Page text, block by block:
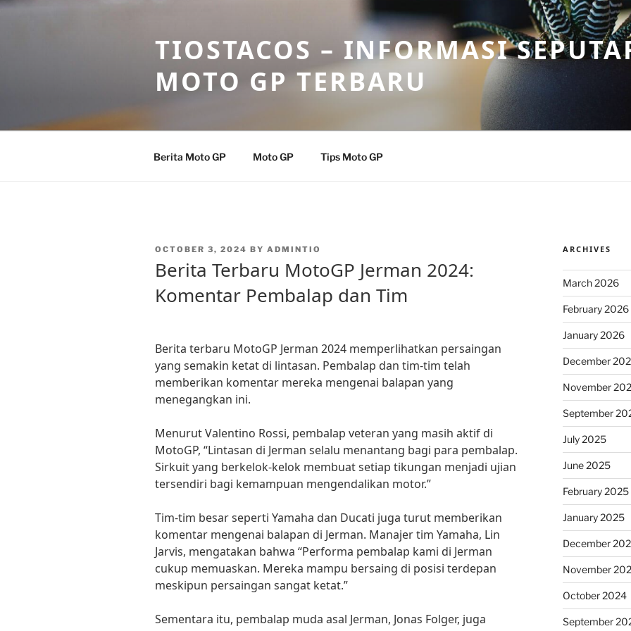
Skip
TIOSTACOS – INFORMASI
MOTO GP TERBARU
Berita Moto GP Moto GP Tips Moto GP
POSTED
OCTOBER 3, 2024 BY ADMINTIO
Berita Terbaru MotoGP Jerman 2024:
Komentar Pembalap dan Tim
Berita terbaru MotoGP Jerman 2024 memperlihatkan persaingan
yang semakin ketat di lintasan. Pembalap dan tim-tim telah
memberikan komentar mereka mengenai balapan yang
menegangkan ini.
Menurut Valentino Rossi, pembalap veteran yang masih aktif di
MotoGP, “Lintasan di Jerman selalu menantang bagi para pembalap.
Sirkuit yang berkelok-kelok membuat setiap tikungan menjadi ujian
tersendiri bagi kemampuan mengendalikan motor.”
Tim-tim besar seperti Yamaha dan Ducati juga turut memberikan
komentar mengenai balapan di Jerman. Manajer tim Yamaha, Lin
Jarvis, mengatakan bahwa “Performa pembalap kami di Jerman
cukup memuaskan. Mereka mampu bersaing di posisi terdepan
meskipun persaingan sangat ketat.”
Sementara itu, pembalap muda asal Jerman, Jonas Folger, juga
ARCHIVES
March 2026
February 2026
January 2026
December
November
September
July 2025
June 2025
February 2025
January 2025
December
November
October 2024
September